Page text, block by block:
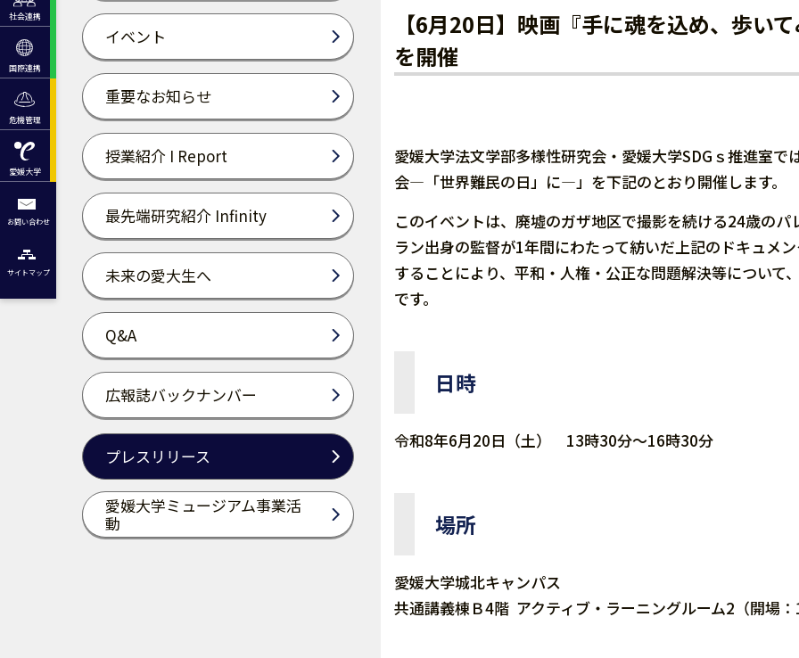
社会連携
国際連携
危機管理
愛媛大学
お問い合わせ
サイトマップ
イベント
重要なお知らせ
授業紹介 I Report
最先端研究紹介 Infinity
未来の愛大生へ
Q&A
広報誌バックナンバー
プレスリリース
愛媛大学ミュージアム事業活
動
【6月20日】映画『手に魂を込め、歩い
を開催
愛媛大学法文学部多様性研究会・愛媛大学SDGｓ推進室
会―「世界難民の日」に―」を下記のとおり開催します。
このイベントは、廃墟のガザ地区で撮影を続ける24歳の
ラン出身の監督が1年間にわたって紡いだ上記のドキュメ
することにより、平和・人権・公正な問題解決等につい
です。
日時
令和8年6月20日（土） 13時30分～16時30分
場所
愛媛大学城北キャンパス
共通講義棟Ｂ4階 アクティブ・ラーニングルーム2（開場